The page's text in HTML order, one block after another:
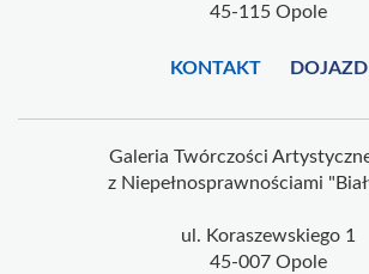
45-115 Opole
KONTAKT DOJAZD
Galeria Twórczości
z Niepełnosprawnościami
ul. Koraszewskiego 1
45-007 Opole